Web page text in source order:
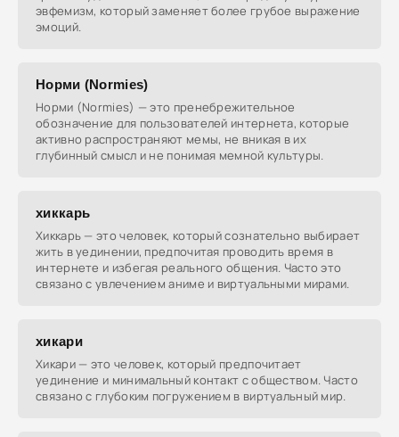
эвфемизм, который заменяет более грубое выражение
эмоций.
Норми (Normies)
Норми (Normies) — это пренебрежительное
обозначение для пользователей интернета, которые
активно распространяют мемы, не вникая в их
глубинный смысл и не понимая мемной культуры.
хиккарь
Хиккарь — это человек, который сознательно выбирает
жить в уединении, предпочитая проводить время в
интернете и избегая реального общения. Часто это
связано с увлечением аниме и виртуальными мирами.
хикари
Хикари — это человек, который предпочитает
уединение и минимальный контакт с обществом. Часто
связано с глубоким погружением в виртуальный мир.